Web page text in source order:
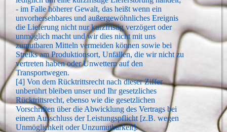
- im Falle höherer Gewalt, das heißt wenn ein
unvorhersehbares und außergewöhnliches Ereignis
die Lieferung nicht nur kurzfristig verzögert oder
unmöglich macht und wir dies nicht mit uns
zumutbaren Mitteln vermeiden können sowie bei
Streiks am Produktionsort, Unfällen, die wir nicht zu
vertreten haben oder Unwettern auf den
Transportwegen.
[4] Von dem Rücktrittsrecht nach dieser Ziffer
unberührt bleiben unser und Ihr gesetzliches
Rücktrittsrecht, ebenso wie die gesetzlichen
Vorschriften über die Abwicklung des Vertrags bei
einem Ausschluss der Leistungspflicht [z.B. wegen
Unmöglichkeit oder Unzumutbarkeit].